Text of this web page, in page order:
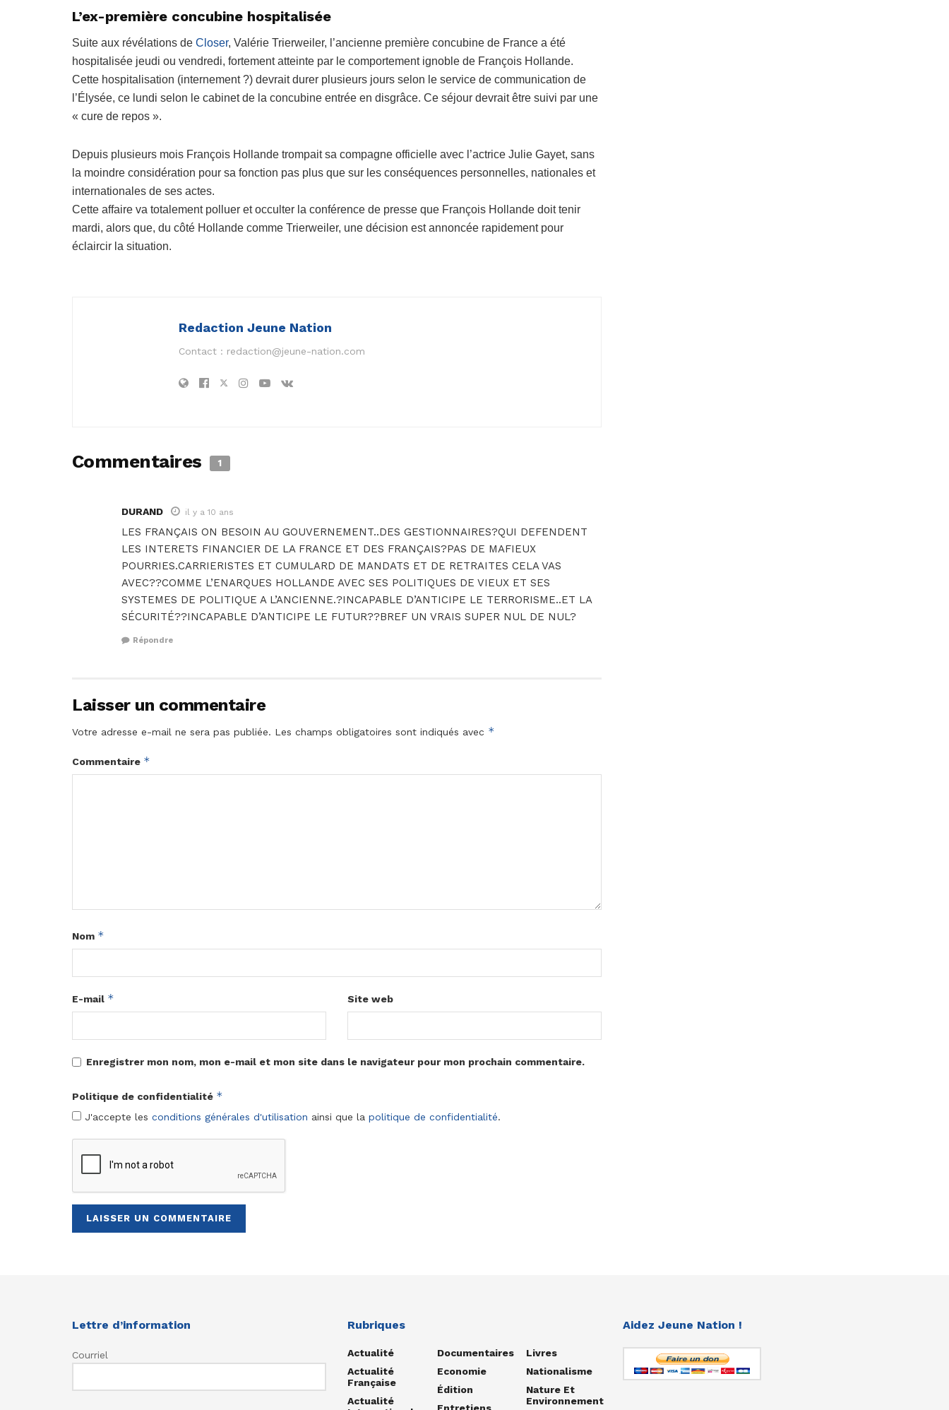
L’ex-première concubine hospitalisée
Suite aux révélations de Closer, Valérie Trierweiler, l’ancienne première concubine de France a été
hospitalisée jeudi ou vendredi, fortement atteinte par le comportement ignoble de François Hollande.
Cette hospitalisation (internement ?) devrait durer plusieurs jours selon le service de communication de
l’Élysée, ce lundi selon le cabinet de la concubine entrée en disgrâce. Ce séjour devrait être suivi par une
« cure de repos ».
Depuis plusieurs mois François Hollande trompait sa compagne officielle avec l’actrice Julie Gayet, sans
la moindre considération pour sa fonction pas plus que sur les conséquences personnelles, nationales et
internationales de ses actes.
Cette affaire va totalement polluer et occulter la conférence de presse que François Hollande doit tenir
mardi, alors que, du côté Hollande comme Trierweiler, une décision est annoncée rapidement pour
éclaircir la situation.
Redaction Jeune Nation
Contact : redaction@jeune-nation.com
Commentaires 1
DURAND il y a 10 ans
LES FRANÇAIS ON BESOIN AU GOUVERNEMENT..DES GESTIONNAIRES?QUI DEFENDENT
LES INTERETS FINANCIER DE LA FRANCE ET DES FRANÇAIS?PAS DE MAFIEUX
POURRIES.CARRIERISTES ET CUMULARD DE MANDATS ET DE RETRAITES CELA VAS
AVEC??COMME L’ENARQUES HOLLANDE AVEC SES POLITIQUES DE VIEUX ET SES
SYSTEMES DE POLITIQUE A L’ANCIENNE.?INCAPABLE D’ANTICIPE LE TERRORISME..ET LA
SÉCURITÉ??INCAPABLE D’ANTICIPE LE FUTUR??BREF UN VRAIS SUPER NUL DE NUL?
Répondre
Laisser un commentaire
Votre adresse e-mail ne sera pas publiée. Les champs obligatoires sont indiqués avec *
Commentaire *
Nom *
E-mail * Site web
Enregistrer mon nom, mon e-mail et mon site dans le navigateur pour mon prochain commentaire.
Politique de confidentialité *
J'accepte les conditions générales d'utilisation ainsi que la politique de confidentialité.
Lettre d’information
Courriel
Rubriques
Actualité
Actualité
Française
Actualité
Documentaires
Economie
Édition
Livres
Nationalisme
Nature Et
Environnement
Aidez Jeune Nation !